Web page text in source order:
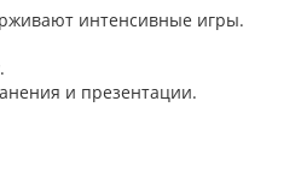
интенсивные игры.
и презентации.